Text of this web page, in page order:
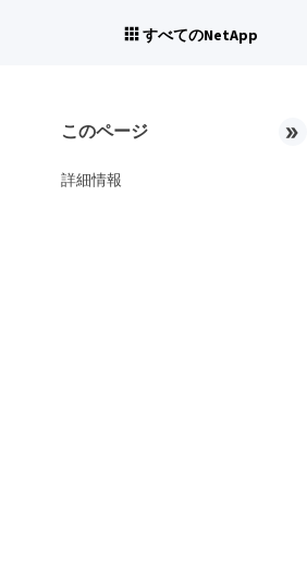
すべてのNetApp
このページ
詳細情報